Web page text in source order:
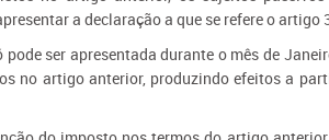
a declaração a que se refere o artigo
ser apresentada durante o mês de
no artigo anterior, produzindo efeitos a